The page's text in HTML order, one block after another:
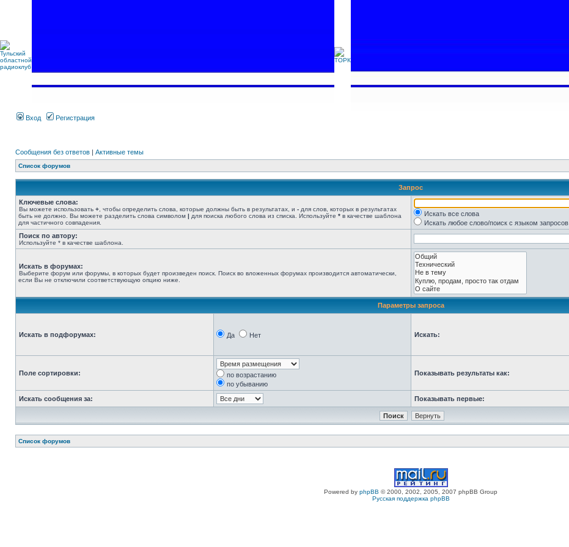
Вход Регистрация
Сообщения без ответов | Активные темы
Список форумов
Запрос
Ключевые слова:
Вы можете использовать + , чтобы определить слова, которые должны быть в результатах, и - для слов, которых в результатах
быть не должно. Вы можете разделить слова символом | для поиска любого слова из списка. Используйте * в качестве шаблона
для частичного совпадения.
Искать все слова
Искать любое слово/поиск с языком запросов
Поиск по автору:
Используйте * в качестве шаблона.
Искать в форумах:
Выберите форум или форумы, в которых будет произведен поиск. Поиск во вложенных форумах производится автоматически,
если Вы не отключили соответствующую опцию ниже.
Параметры запроса
Искать в подфорумах: Да Нет Искать:
Поле сортировки:
по возрастанию
по убыванию
Показывать результаты как:
Искать сообщения за: Показывать первые:
Список форумов
Powered by phpBB © 2000, 2002, 2005, 2007 phpBB Group
Русская поддержка phpBB